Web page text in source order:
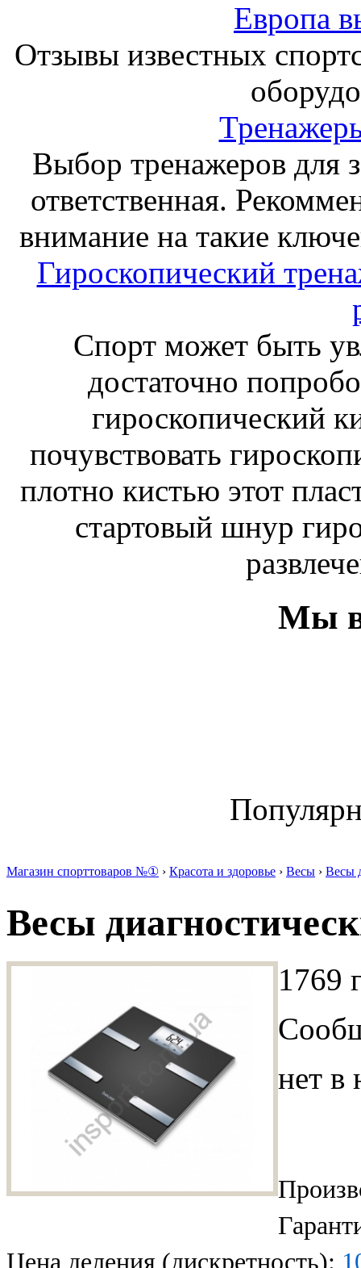
Европа
Отзывы известных
Выбор тренажеров для
ответственная.
внимание на такие
Гироскопический
Спорт может быть
достаточно
гироскопический
почувствовать
плотно кистью этот
стартовый шнур
Мы в
Магазин спорттоваров №① › Красота и здоровье › Весы › Весы
Весы
1769
нет в
Цена деления (дискретность):